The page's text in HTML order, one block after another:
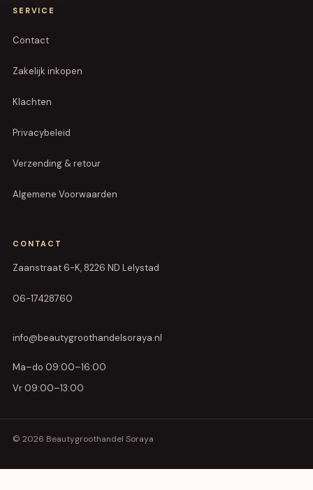
SERVICE
Contact
Zakelijk inkopen
Klachten
Privacybeleid
Verzending & retour
Algemene Voorwaarden
CONTACT
Zaanstraat 6-K, 8226 ND Lelystad
06-17428760
info@beautygroothandelsoraya.nl
Ma–do 09:00–16:00
Vr 09:00–13:00
© 2026 Beautygroothandel Soraya